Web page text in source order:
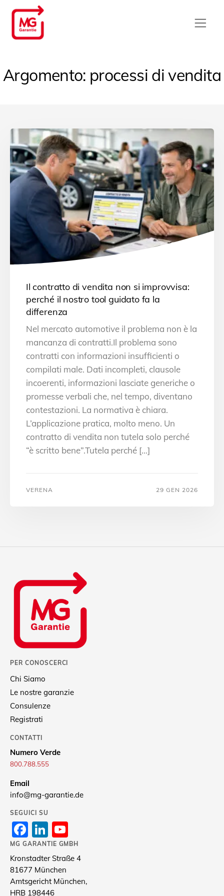
Argomento: processi di vendita
Il contratto di vendita non si improvvisa:
perché il nostro tool guidato fa la
differenza
Nel mercato automotive il problema non è la
mancanza di contratti.Il problema sono
contratti con informazioni insufficienti o
compilati male. Dati incompleti, clausole
incoerenti, informazioni lasciate generiche o
promesse verbali che, nel tempo, diventano
contestazioni. La normativa è chiara.
L’applicazione pratica, molto meno. Un
contratto di vendita non tutela solo perché
“è scritto bene”.Tutela perché […]
VERENA 29 GEN 2026
PER CONOSCERCI
Chi Siamo
Le nostre garanzie
Consulenze
Registrati
CONTATTI
Numero Verde
800.788.555
Email
info@mg-garantie.de
SEGUICI SU
Facebook
LinkedIn
Channel
MG GARANTIE GMBH
Kronstadter Straße 4
81677 München
Amtsgericht München,
HRB 198446